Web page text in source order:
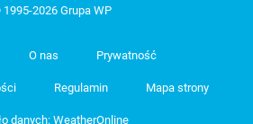
2026 Grupa WP
O nas Prywatność
Regulamin Mapa strony
danych: WeatherOnline